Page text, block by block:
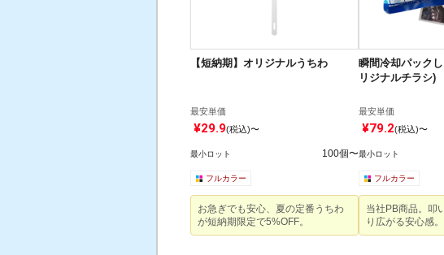
ご注文商品の確認ペ
【短納期】オリジナルうちわ
最安単価
¥29.9(税込)〜
最小ロット 100個〜
フルカラー
お急ぎでも安心、夏の定番うちわ
が短納期限定で5%OFF。
瞬間冷却パック
リジナルチラシ)
最安単価
¥79.2(税込)〜
最小ロット
フルカラー
当社PB商品。叩
り広がる安心感。